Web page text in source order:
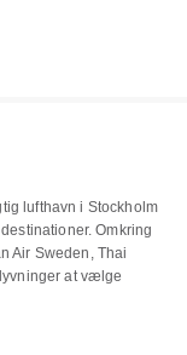
lufthavn i Stockholm
Omkring
Air Sweden, Thai
at vælge